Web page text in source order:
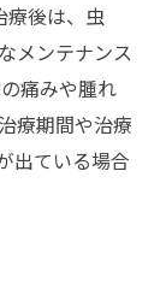
療後は、虫
メンテナンス
痛みや腫れ
療期間や治療
出ている場合